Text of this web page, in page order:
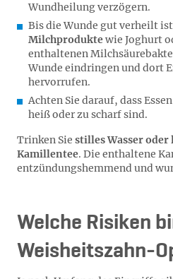
Wundheilung verzögern.
Bis die Wunde gut verheilt
Milchproduktewie Joghurt
enthaltenen
Wunde eindringen und dort
hervorrufen.
Achten Sie darauf, dass
heiß oder zu scharf sind.
Trinken Sie stilles Wasser
Kamillentee. Die enthaltene
entzündungshemmend und
Welche Risiken
Weisheitszahn-